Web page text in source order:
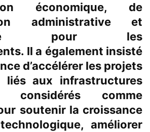
économique, de
administrative et
pour les
Il a également insisté
d’accélérer les projets
liés aux infrastructures
considérés comme
soutenir la croissance
améliorer